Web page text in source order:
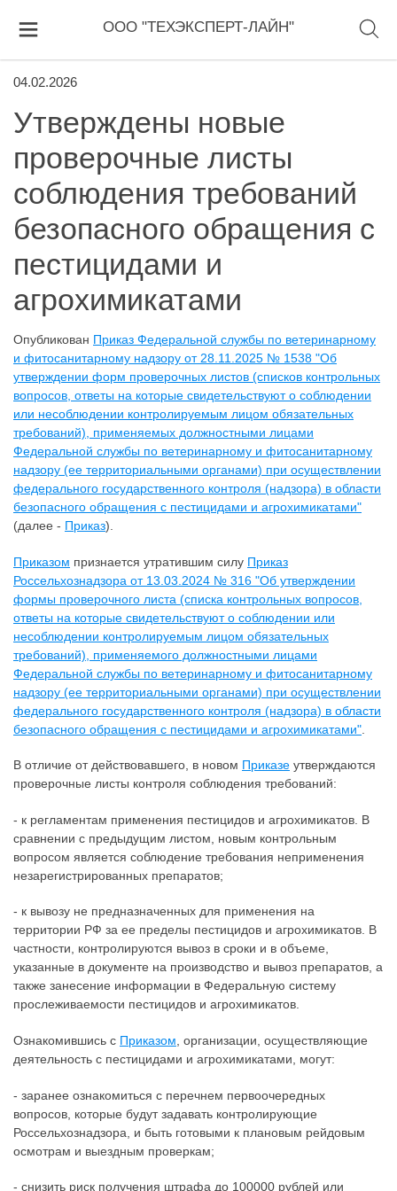
ООО "ТЕХЭКСПЕРТ-ЛАЙН"
04.02.2026
Утверждены новые
проверочные листы
соблюдения требований
безопасного обращения с
пестицидами и
агрохимикатами
Опубликован Приказ Федеральной службы по ветеринарному
и фитосанитарному надзору от 28.11.2025 № 1538 "Об
утверждении форм проверочных листов (списков контрольных
вопросов, ответы на которые свидетельствуют о соблюдении
или несоблюдении контролируемым лицом обязательных
требований), применяемых должностными лицами
Федеральной службы по ветеринарному и фитосанитарному
надзору (ее территориальными органами) при осуществлении
федерального государственного контроля (надзора) в области
безопасного обращения с пестицидами и агрохимикатами"
(далее - Приказ).
Приказом признается утратившим силу Приказ
Россельхознадзора от 13.03.2024 № 316 "Об утверждении
формы проверочного листа (списка контрольных вопросов,
ответы на которые свидетельствуют о соблюдении или
несоблюдении контролируемым лицом обязательных
требований), применяемого должностными лицами
Федеральной службы по ветеринарному и фитосанитарному
надзору (ее территориальными органами) при осуществлении
федерального государственного контроля (надзора) в области
безопасного обращения с пестицидами и агрохимикатами"
В отличие от действовавшего, в новом Приказе утверждаются
проверочные листы контроля соблюдения требований:
- к регламентам применения пестицидов и агрохимикатов. В
сравнении с предыдущим листом, новым контрольным
вопросом является соблюдение требования неприменения
незарегистрированных препаратов;
- к вывозу не предназначенных для применения на
территории РФ за ее пределы пестицидов и агрохимикатов. В
частности, контролируются вывоз в сроки и в объеме,
указанные в документе на производство и вывоз препаратов, а
также занесение информации в Федеральную систему
прослеживаемости пестицидов и агрохимикатов.
Ознакомившись с Приказом , организации, осуществляющие
деятельность с пестицидами и агрохимикатами, могут:
- заранее ознакомиться с перечнем первоочередных
вопросов, которые будут задавать контролирующие
Россельхознадзора, и быть готовыми к плановым рейдовым
осмотрам и выездным проверкам;
- снизить риск получения штрафа до 100000 рублей или